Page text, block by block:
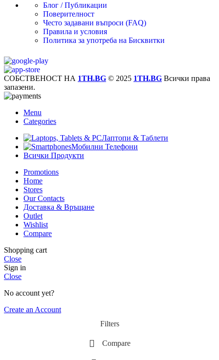
Блог / Публикации
Поверителност
Често задавани въпроси (FAQ)
Правила и условия
Политика за употреба на Бисквитки
СОБСТВЕНОСТ НА 1TH.BG © 2025 1TH.BG Всички права
запазени.
Menu
Categories
Лаптопи & Таблети
Мобилни Телефони
Всички Продукти
Promotions
Home
Stores
Our Contacts
Доставка & Връщане
Outlet
Wishlist
Compare
Shopping cart
Close
Sign in
Close
No account yet?
Create an Account
Filters
Compare